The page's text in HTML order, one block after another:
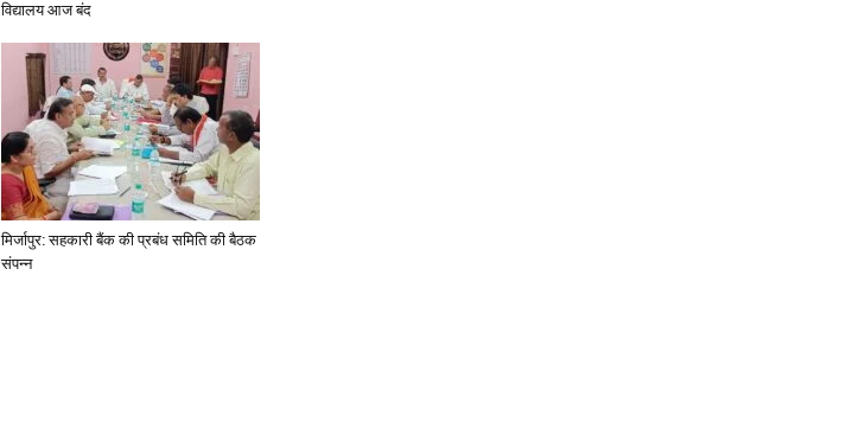
Today
विद्यालय आज बंद
मिर्जापुर: सहकारी बैंक की प्रबंध समिति की बैठक
संपन्न